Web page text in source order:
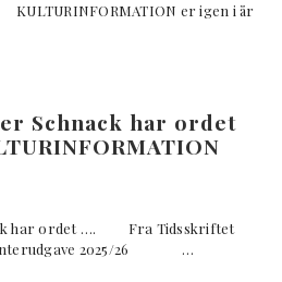
er igen i år
Schnack har ordet
har ordet …. Fra Tidsskriftet
vinterudgave 2025/26 …